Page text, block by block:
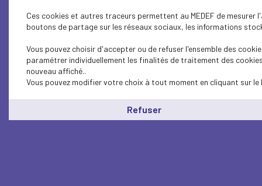
Ces cookies et autres traceurs permettent au MEDEF de
boutons de partage sur les réseaux sociaux, les informations
Vous pouvez choisir d'accepter ou de refuser l'ensemble des
paramétrer individuellement les finalités de traitement des
nouveau affiché..
Vous pouvez modifier votre choix à tout moment en cliquant sur le
Refuser